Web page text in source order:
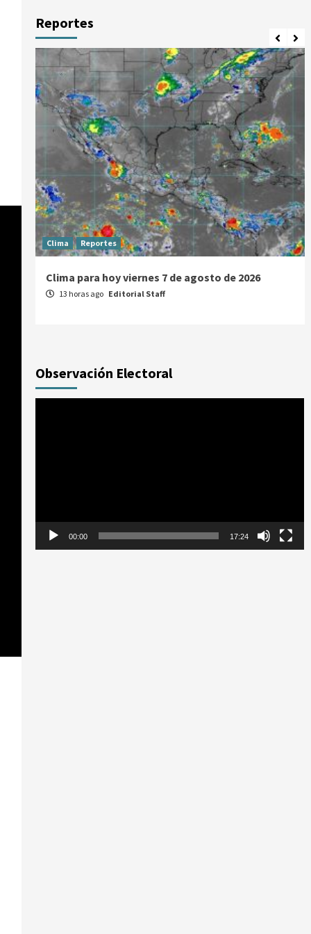
Reportes
Clima Reportes
Clima para hoy viernes 7 de agosto de 2026
13 horas ago Editorial Staff
Observación Electoral
00:00 17:24